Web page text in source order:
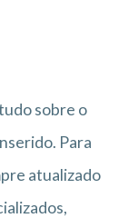
sobre o
Para
atualizado